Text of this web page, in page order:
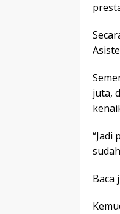
juta,
“Jadi
Baca